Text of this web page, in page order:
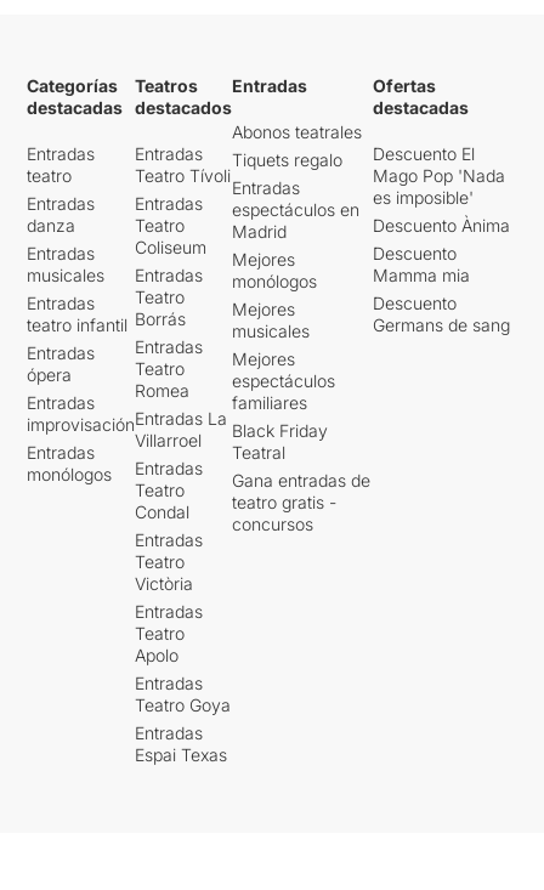
Categorías
destacadas
Entradas
teatro
Entradas
danza
Entradas
musicales
Entradas
teatro infantil
Entradas
ópera
Entradas
improvisación
Entradas
monólogos
Teatros
destacados
Entradas
Teatro Tívoli
Entradas
Teatro
Coliseum
Entradas
Teatro
Borrás
Entradas
Teatro
Romea
Entradas La
Villarroel
Entradas
Teatro
Condal
Entradas
Teatro
Victòria
Entradas
Teatro
Apolo
Entradas
Teatro Goya
Entradas
Espai Texas
Entradas
Abonos teatrales
Tiquets regalo
Entradas
espectáculos en
Madrid
Mejores
monólogos
Mejores
musicales
Mejores
espectáculos
familiares
Black Friday
Teatral
Gana entradas de
teatro gratis -
concursos
Ofertas
destacadas
Descuento El
Mago Pop 'Nada
es imposible'
Descuento Ànima
Descuento
Mamma mia
Descuento
Germans de sang